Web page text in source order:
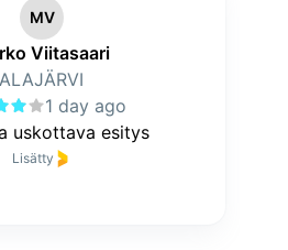
MV
Viitasaari
ALAJÄRVI
1 day ago
uskottava esitys
Lisätty